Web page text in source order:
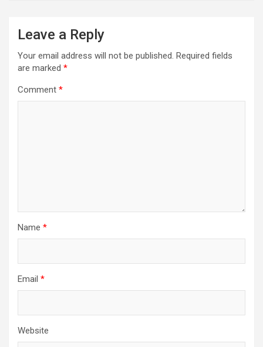
Leave a Reply
Your email address will not be published. Required fields
are marked *
Comment *
Name *
Email *
Website